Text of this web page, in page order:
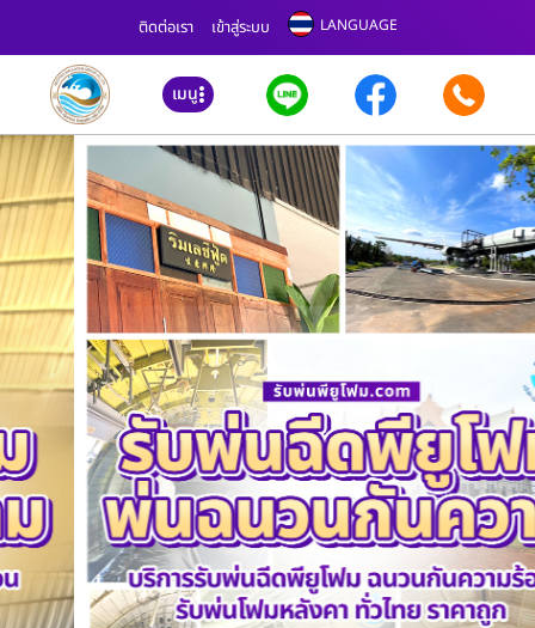
ติดต่อเรา เข้าสู่ระบบ LANGUAGE
เมนู